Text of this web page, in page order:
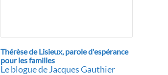
Thérèse de Lisieux, parole d'espérance
pour les familles
Le blogue de Jacques Gauthier